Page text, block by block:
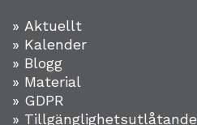
» Aktuellt
» Kalender
» Blogg
» Material
» GDPR
» Tillgänglighetsutlåtande